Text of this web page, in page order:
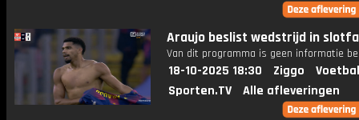
Araujo beslist wedstrijd in
Van dit programma is geen informatie
18-10-2025 18:30 Ziggo
Sporten.TV
Alle afleveringen